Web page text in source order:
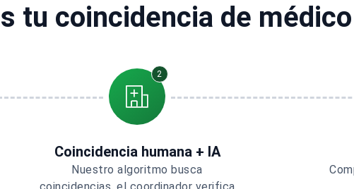
tu coincidencia de
2
Coincidencia humana + IA
Nuestro algoritmo busca